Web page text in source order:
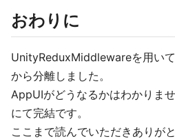
おわりに
UnityReduxMiddlewareを用い
から分離しました。
AppUIがどうなるかはわかりま
にて完結です。
ここまで読んでいただきありが